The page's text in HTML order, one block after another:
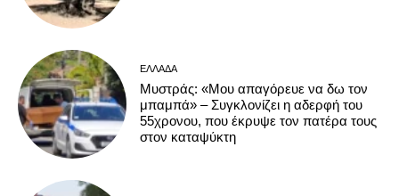
ΕΛΛΆΔΑ
Μυστράς: «Μου απαγόρευε να δω τον
μπαμπά» – Συγκλονίζει η αδερφή του
55χρονου, που έκρυψε τον πατέρα τους
στον καταψύκτη